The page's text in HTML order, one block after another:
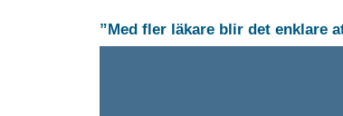
”Med fler läkare blir det enklare